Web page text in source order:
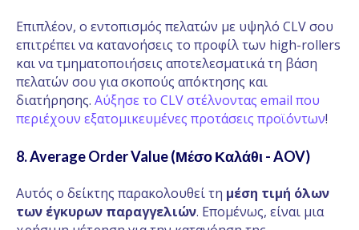
Επιπλέον, ο εντοπισμός πελατών με υψηλό CLV σου
επιτρέπει να κατανοήσεις το προφίλ των high-rollers
και να τμηματοποιήσεις αποτελεσματικά τη βάση
πελατών σου για σκοπούς απόκτησης και
διατήρησης. Αύξησε το CLV στέλνοντας email που
περιέχουν εξατομικευμένες προτάσεις προϊόντων!
8. Average Order Value (Μέσο Καλάθι - AOV)
Αυτός ο δείκτης παρακολουθεί τη μέση τιμή όλων
των έγκυρων παραγγελιών. Επομένως, είναι μια